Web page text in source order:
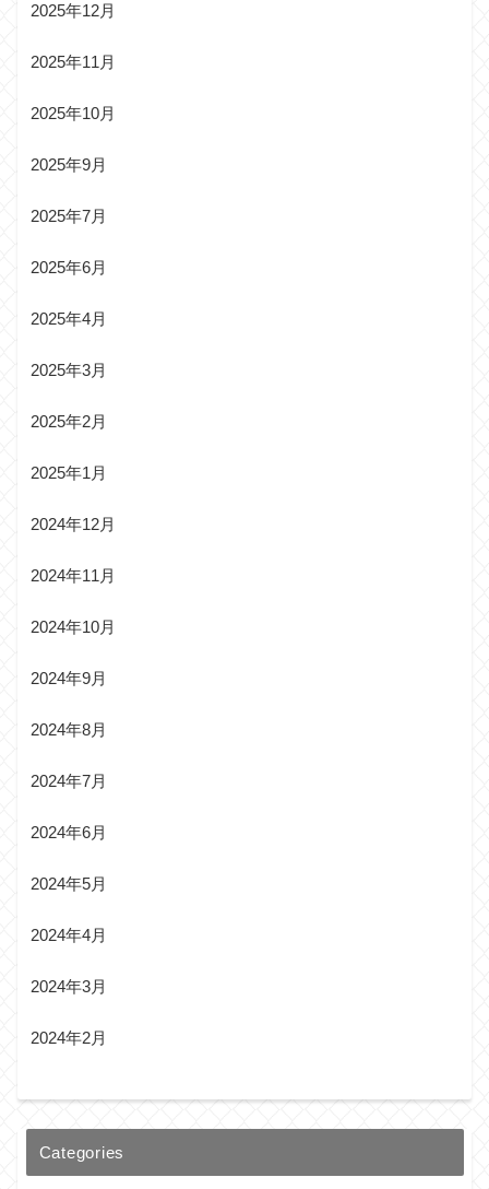
2025年12月
2025年11月
2025年10月
2025年9月
2025年7月
2025年6月
2025年4月
2025年3月
2025年2月
2025年1月
2024年12月
2024年11月
2024年10月
2024年9月
2024年8月
2024年7月
2024年6月
2024年5月
2024年4月
2024年3月
2024年2月
Categories